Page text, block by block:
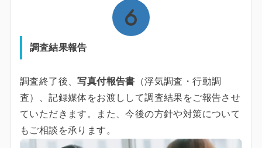
調査結果報告
調査終了後、写真付報告書 （浮気調査・行動調
査）、記録媒体をお渡しして調査結果をご報告させ
ていただきます。また、今後の方針や対策について
もご相談を承ります。